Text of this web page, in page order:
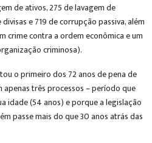
de ativos, 275 de lavagem de
e 719 de corrupção passiva, além
crime contra a ordem econômica e um
criminosa).
o primeiro dos 72 anos de pena de
três processos – período que
idade (54 anos) e porque a legislação
passe mais do que 30 anos atrás das